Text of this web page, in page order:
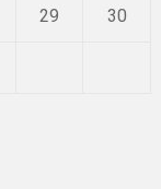
29 30